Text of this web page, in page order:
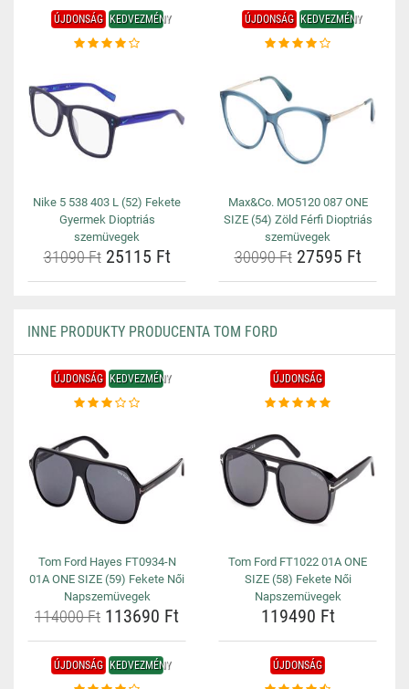
ÚJDONSÁG KEDVEZMÉNY
Nike 5 538 403 L (52) Fekete
Gyermek Dioptriás
szemüvegek
31090 Ft25115 Ft
ÚJDONSÁG KEDVEZMÉNY
Max&Co. MO5120 087 ONE
SIZE (54) Zöld Férfi Dioptriás
szemüvegek
30090 Ft27595 Ft
INNE PRODUKTY PRODUCENTA TOM FORD
ÚJDONSÁG KEDVEZMÉNY
Tom Ford Hayes FT0934-N
01A ONE SIZE (59) Fekete Női
Napszemüvegek
114000 Ft 113690 Ft
ÚJDONSÁG
Tom Ford FT1022 01A ONE
SIZE (58) Fekete Női
Napszemüvegek
119490 Ft
ÚJDONSÁG KEDVEZMÉNY ÚJDONSÁG